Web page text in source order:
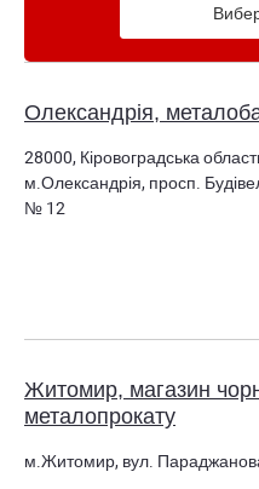
Олександрія,
28000, Кіровоградська
м.Олександрія, просп.
№ 12
Житомир, магазин
металопрокату
м.Житомир, вул.